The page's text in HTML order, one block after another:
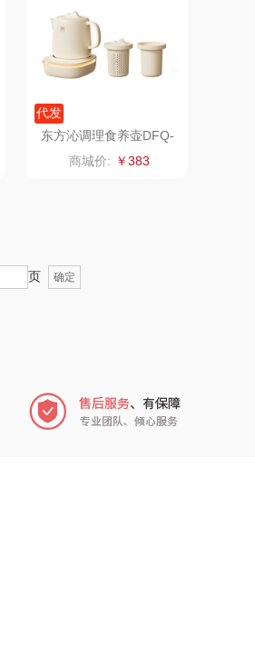
代发
东方沁调理食养壶DFQ-
SY01（茶漏+炖盅款）
商城价: ￥383
页 确定